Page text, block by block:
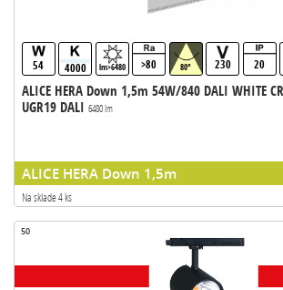
54 4000 lm>6480 >80 80° 230 20
ALICE HERA Down 1,5m 54W/840 DALI WHITE
UGR19 DALI 6480 lm
ALICE HERA Down 1,5m
Na sklade 4 ks
50